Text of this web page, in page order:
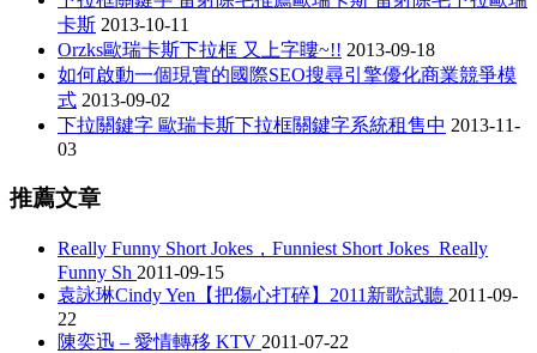
卡斯 2013-10-11
Orzks歐瑞卡斯下拉框 又上字瞜~!! 2013-09-18
如何啟動一個現實的國際SEO搜尋引擎優化商業競爭模
式 2013-09-02
下拉關鍵字 歐瑞卡斯下拉框關鍵字系統租售中 2013-11-
03
推薦文章
Really Funny Short Jokes，Funniest Short Jokes_Really
Funny Sh 2011-09-15
袁詠琳Cindy Yen【把傷心打碎】2011新歌試聽 2011-09-
22
陳奕迅 – 愛情轉移 KTV 2011-07-22